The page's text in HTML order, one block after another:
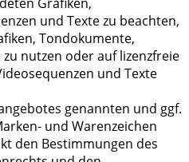
und Texte zu beachten,
Tondokumente,
nutzen oder auf lizenzfreie
und Texte
genannten und ggf.
und Warenzeichen
den Bestimmungen des